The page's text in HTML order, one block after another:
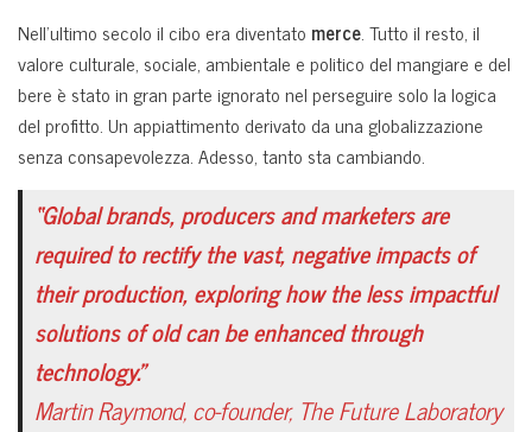
Nell’ultimo secolo il cibo era diventato merce. Tutto il resto, il
valore culturale, sociale, ambientale e politico del mangiare e del
bere è stato in gran parte ignorato nel perseguire solo la logica
del profitto. Un appiattimento derivato da una globalizzazione
senza consapevolezza. Adesso, tanto sta cambiando.
“Global brands, producers and marketers are
required to rectify the vast, negative impacts of
their production, exploring how the less impactful
solutions of old can be enhanced through
technology.”
Martin Raymond, co-founder, The Future Laboratory